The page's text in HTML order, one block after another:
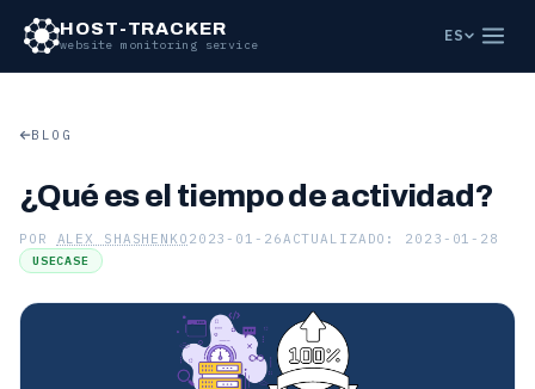
HOST-TRACKER
website monitoring service
ES
BLOG
¿Qué es el tiempo de actividad?
POR ALEX SHASHENKO 2023-01-26ACTUALIZADO: 2023-01-28
USECASE